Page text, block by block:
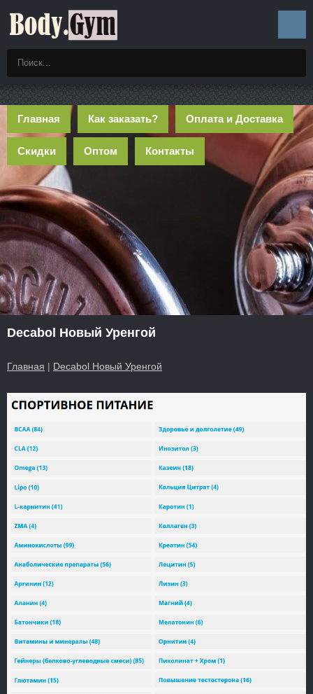
Главная Как заказать? Оплата и Доставка
Скидки Оптом Контакты
Decabol Новый Уренгой
Главная | Decabol Новый Уренгой